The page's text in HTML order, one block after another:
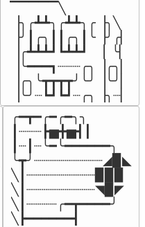
▔▔▔▔▔╲
▕╮╭┻┻╮╭┻┻╮╭▕╮╲
▕╯┃╭╮┃┃╭╮┃╰▕╯╭▏
▕╭┻┻┻┛┗┻┻┛  ▕  ╰▏
▕╰━━━┓┈┈┈╭╮▕╭╮▏
▕╭╮╰┳┳┳┳╯╰╯▕╰╯▏
▕╰╯┈┗┛┗┛┈╭╮▕╮┈▏
╭━┳━╭━╭━╮╮
┃┈┈┈┣▅╋▅┫┃
┃┈┃┈╰━╰━━━━━━╮
╰┳╯┈┈┈┈┈┈┈┈┈◢▉◣
╲┃┈┈┈┈┈┈┈┈┈▉▉▉
╲┃┈┈┈┈┈┈┈┈┈◥▉◤
╲┃┈┈┈┈╭━┳━━━━╯
╲┣━━━━━━┫﻿